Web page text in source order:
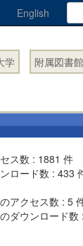
English
学 附属図書館
ス数 : 1881 件
ロード数 :433
アクセス数 :5
ダウンロード数 :